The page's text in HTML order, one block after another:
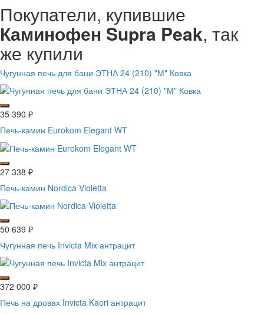
Покупатели, купившие
Каминофен Supra Peak, так
же купили
Чугунная печь для бани ЭТНА 24 (210) "М" Ковка
35 390 ₽
Печь-камин Eurokom Elegant WT
27 338 ₽
Печь-камин Nordica Violetta
50 639 ₽
Чугунная печь Invicta Mix антрацит
372 000 ₽
Печь на дровах Invicta Kaori антрацит